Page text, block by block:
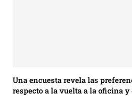
Una encuesta revela las
respecto a la vuelta a la oficina y